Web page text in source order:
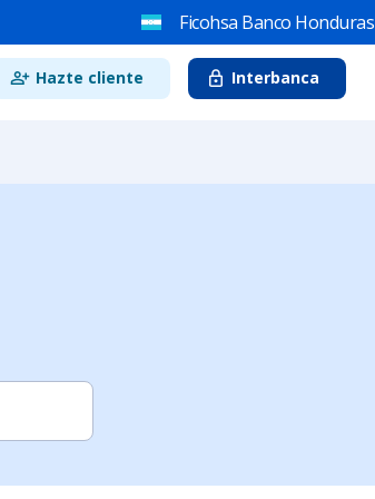
Ficohsa Banco Honduras
Hazte cliente Interbanca